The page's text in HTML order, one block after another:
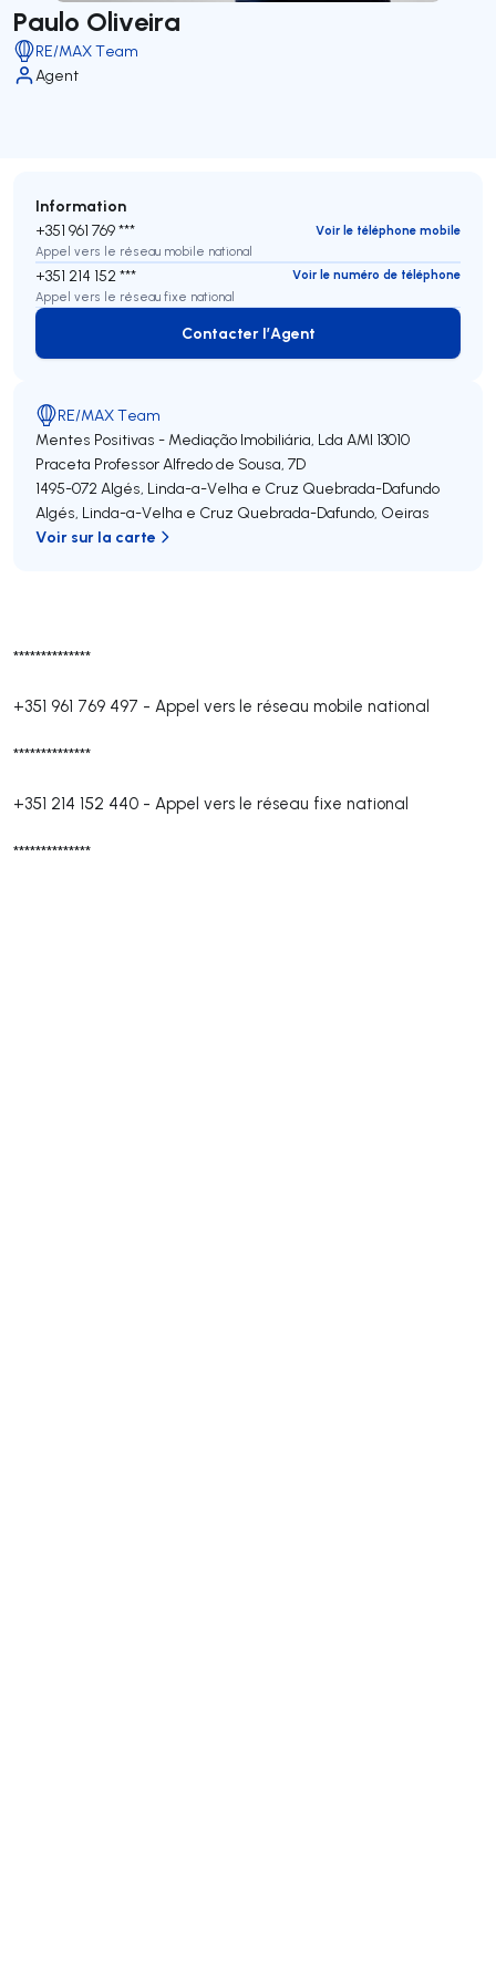
Paulo Oliveira
RE/MAX Team
Agent
**************
+351 961 769 497 - Appel vers le réseau mobile national
**************
+351 214 152 440 - Appel vers le réseau fixe national
**************
Information
+351 961 769 ***
Voir le téléphone mobile
Appel vers le réseau mobile national
+351 214 152 ***
Voir le numéro de téléphone
Appel vers le réseau fixe national
Contacter l’Agent
Contacter l’Agent
RE/MAX Team
Mentes Positivas - Mediação Imobiliária, Lda AMI 13010
Praceta Professor Alfredo de Sousa, 7D
1495-072Algés, Linda-a-Velha e Cruz Quebrada-Dafundo
Algés, Linda-a-Velha e Cruz Quebrada-Dafundo, Oeiras
Voir sur la carte